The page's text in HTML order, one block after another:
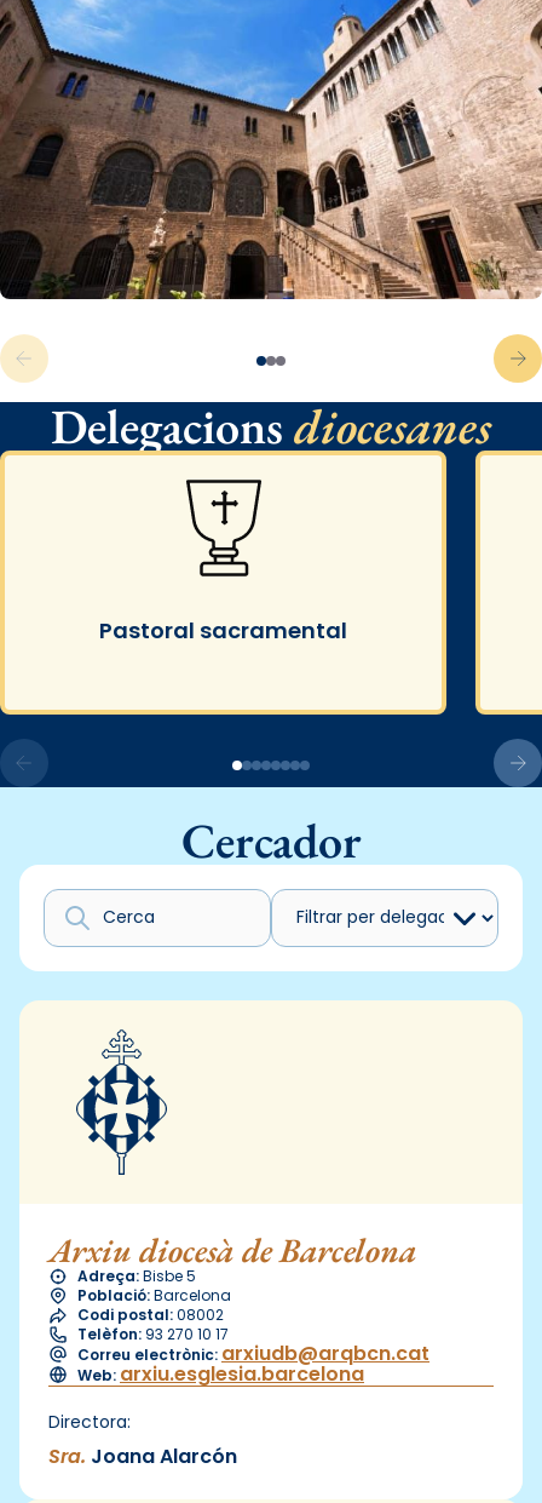
Delegacionsdiocesanes
Pastoral sacramental
Cercador
Arxiu diocesà de Barcelona
Adreça:Bisbe 5
Població:Barcelona
Codi postal:08002
Telèfon: 93 270 10 17
Correu electrònic: arxiudb@arqbcn.cat
Web: arxiu.esglesia.barcelona
Directora:
Sra. Joana Alarcón